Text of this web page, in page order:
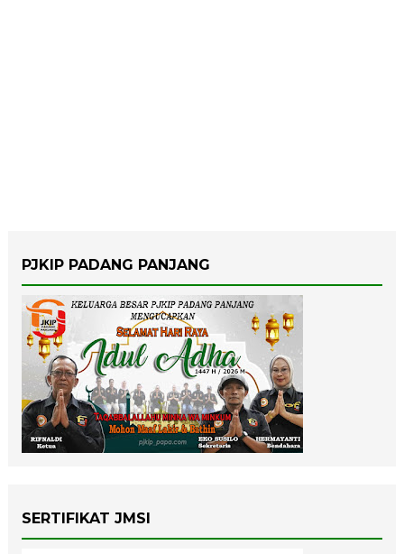
PJKIP PADANG PANJANG
SERTIFIKAT JMSI